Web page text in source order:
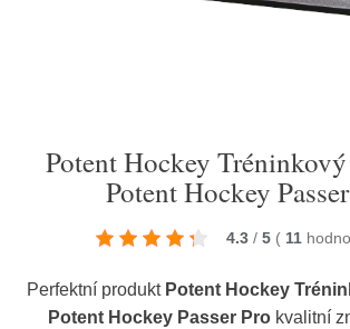
Potent Hockey
Potent Hockey
4.3 / 5 ( 11
Perfektní produkt Potent Hockey
Potent Hockey Passer Pro kvalitní